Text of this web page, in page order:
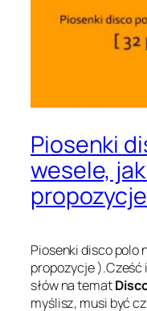
Piosenki
wesele,
Piosenki disco polo
propozycje ).Cześć
słów na temat
myślisz, musi być